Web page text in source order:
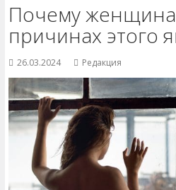
Почему женщина
причинах этого
26.03.2024 Редакция